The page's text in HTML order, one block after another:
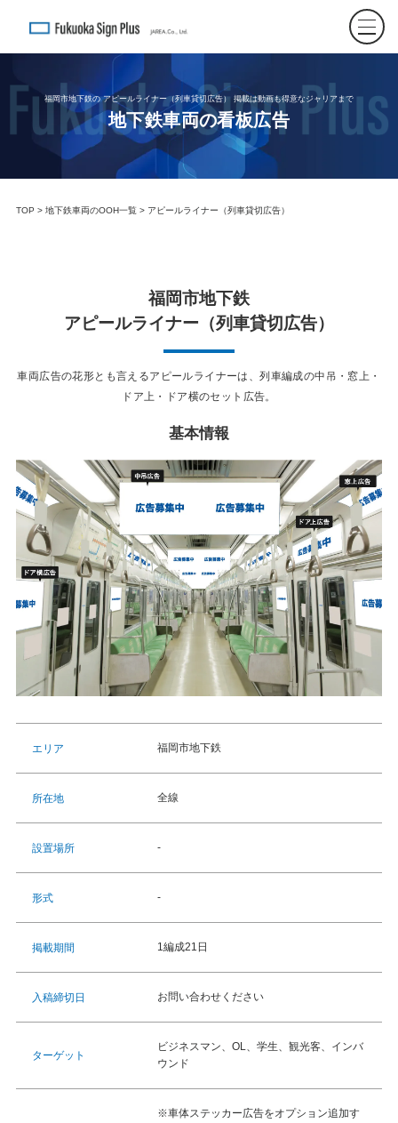
福岡市地下鉄の アピールライナー（列車貸切広告） 掲載は動画も得意なジャリアまで
地下鉄車両の看板広告
TOP > 地下鉄車両のOOH一覧> アピールライナー（列車貸切広告）
福岡市地下鉄
アピールライナー（列車貸切広告）
車両広告の花形とも言えるアピールライナーは、列車編成の中吊・窓上・
ドア上・ドア横のセット広告。
基本情報
エリア 福岡市地下鉄
所在地 全線
設置場所 -
形式 -
掲載期間 1編成21日
入稿締切日 お問い合わせください
ターゲット
ビジネスマン、OL、学生、観光客、インバ
ウンド
※車体ステッカー広告をオプション追加す